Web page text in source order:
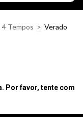
4 Tempos > Verado
Por favor, tente com